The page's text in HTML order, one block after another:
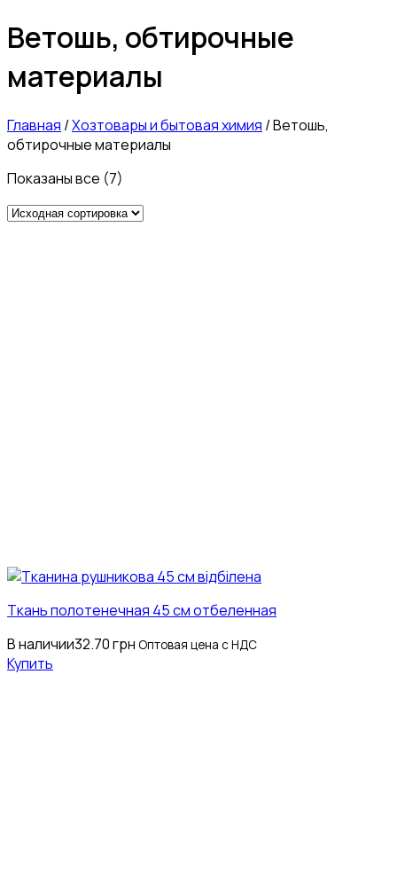
Ветошь, обтирочные
материалы
Главная /Хозтовары и бытовая химия /Ветошь,
обтирочные материалы
Показаны все (7)
Ткань полотенечная 45 см отбеленная
В наличии32.70грн Оптовая цена с НДС
Купить